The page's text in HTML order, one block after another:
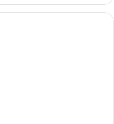
mit Bett,